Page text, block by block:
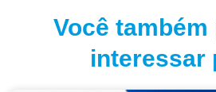
Você também
interessar